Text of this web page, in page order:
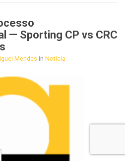
— Sporting CP vs CRC
Mendes in Notícia